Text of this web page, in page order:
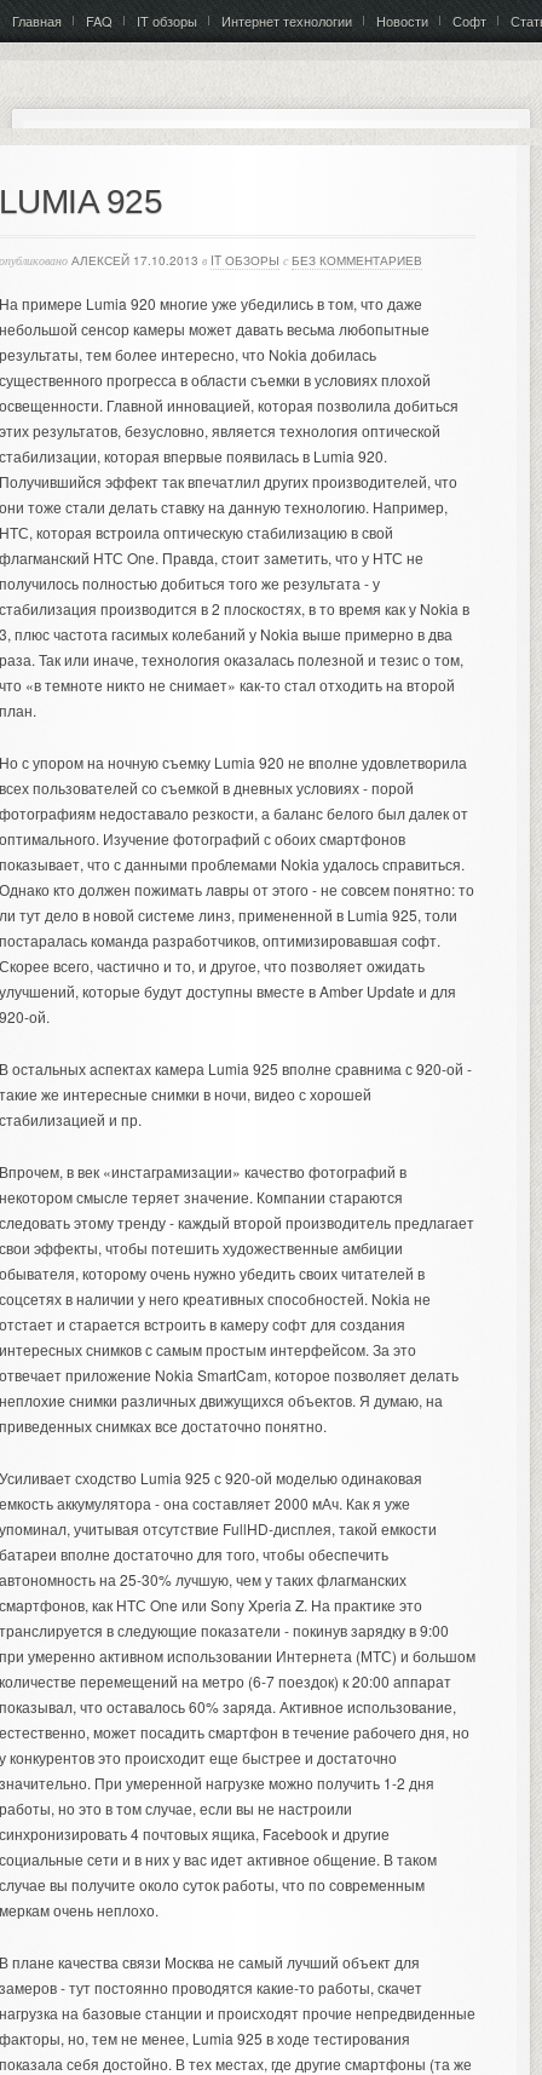
Главная FAQ IT обзоры Интернет технологии Новости Софт
925
АЛЕКСЕЙ 17.10.2013 в IT ОБЗОРЫ с БЕЗ КОММЕНТАРИЕВ
примере Lumia 920 многие уже убедились в том, что даже
сенсор камеры может давать весьма любопытные
тем более интересно, что Nokia добилась
прогресса в области съемки в условиях плохой
Главной инновацией, которая позволила добиться
результатов, безусловно, является технология оптической
которая впервые появилась в Lumia 920.
эффект так впечатлил других производителей, что
тоже стали делать ставку на данную технологию. Например,
которая встроила оптическую стабилизацию в свой
НТС One. Правда, стоит заметить, что у НТС не
полностью добиться того же результата - у
производится в 2 плоскостях, в то время как у Nokia в
плюс частота гасимых колебаний у Nokia выше примерно в два
Так или иначе, технология оказалась полезной и тезис о том,
«в темноте никто не снимает» как-то стал отходить на второй
с упором на ночную съемку Lumia 920 не вполне удовлетворила
пользователей со съемкой в дневных условиях - порой
недоставало резкости, а баланс белого был далек от
Изучение фотографий с обоих смартфонов
что с данными проблемами Nokia удалось справиться.
кто должен пожимать лавры от этого - не совсем понятно: то
тут дело в новой системе линз, примененной в Lumia 925, толи
команда разработчиков, оптимизировавшая софт.
всего, частично и то, и другое, что позволяет ожидать
которые будут доступны вместе в Amber Update и для
ой.
остальных аспектах камера Lumia 925 вполне сравнима с 920-ой -
же интересные снимки в ночи, видео с хорошей
и пр.
в век «инстаграмизации» качество фотографий в
смысле теряет значение. Компании стараются
этому тренду - каждый второй производитель предлагает
эффекты, чтобы потешить художественные амбиции
которому очень нужно убедить своих читателей в
в наличии у него креативных способностей. Nokia не
и старается встроить в камеру софт для создания
снимков с самым простым интерфейсом. За это
приложение Nokia SmartCam, которое позволяет делать
снимки различных движущихся объектов. Я думаю, на
снимках все достаточно понятно.
сходство Lumia 925 с 920-ой моделью одинаковая
аккумулятора - она составляет 2000 мАч. Как я уже
учитывая отсутствие FullHD-дисплея, такой емкости
вполне достаточно для того, чтобы обеспечить
на 25-30% лучшую, чем у таких флагманских
как НТС One или Sony Xperia Z. На практике это
в следующие показатели - покинув зарядку в 9:00
умеренно активном использовании Интернета (МТС) и большом
перемещений на метро (6-7 поездок) к 20:00 аппарат
что оставалось 60% заряда. Активное использование,
может посадить смартфон в течение рабочего дня, но
конкурентов это происходит еще быстрее и достаточно
При умеренной нагрузке можно получить 1-2 дня
но это в том случае, если вы не настроили
4 почтовых ящика, Facebook и другие
сети и в них у вас идет активное общение. В таком
вы получите около суток работы, что по современным
очень неплохо.
плане качества связи Москва не самый лучший объект для
- тут постоянно проводятся какие-то работы, скачет
на базовые станции и происходят прочие непредвиденные
но, тем не менее, Lumia 925 в ходе тестирования
себя достойно. В тех местах, где другие смартфоны (та же